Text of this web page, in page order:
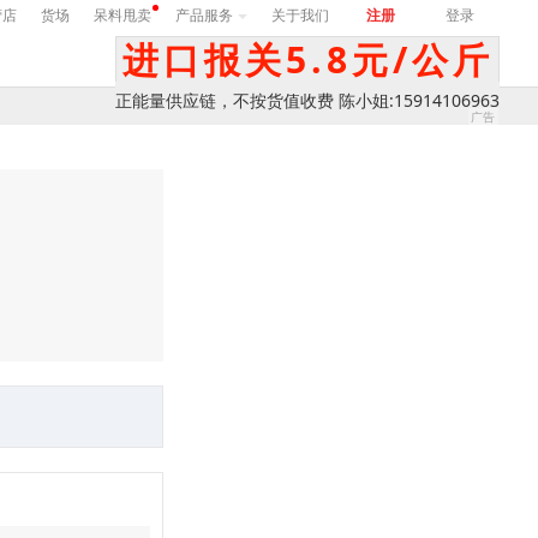
货场 呆料甩卖 产品服务 关于我们 注册 登录
进口报关5.8元/公斤
正能量供应链，不按货值收费 陈小姐:15914106963